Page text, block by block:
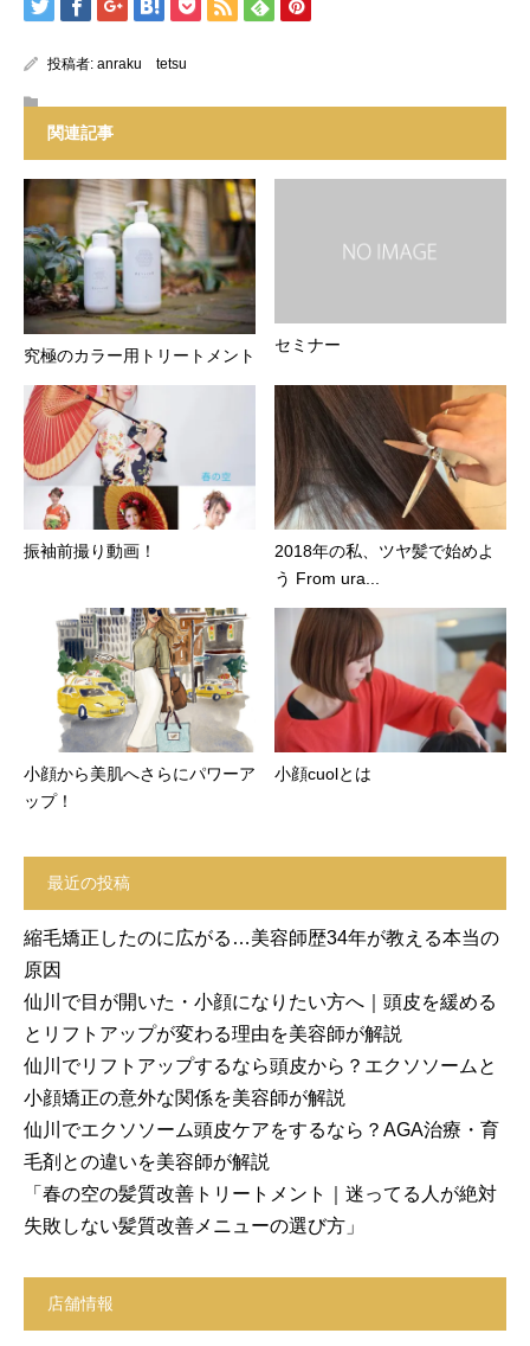
投稿者: anraku tetsu
関連記事
究極のカラー用トリートメント
セミナー
振袖前撮り動画！
2018年の私、ツヤ髪で始めよ
う From ura...
小顔から美肌へさらにパワーア
ップ！
小顔cuolとは
最近の投稿
縮毛矯正したのに広がる…美容師歴34年が教える本当の
原因
仙川で目が開いた・小顔になりたい方へ｜頭皮を緩める
とリフトアップが変わる理由を美容師が解説
仙川でリフトアップするなら頭皮から？エクソソームと
小顔矯正の意外な関係を美容師が解説
仙川でエクソソーム頭皮ケアをするなら？AGA治療・育
毛剤との違いを美容師が解説
「春の空の髪質改善トリートメント｜迷ってる人が絶対
失敗しない髪質改善メニューの選び方」
店舗情報